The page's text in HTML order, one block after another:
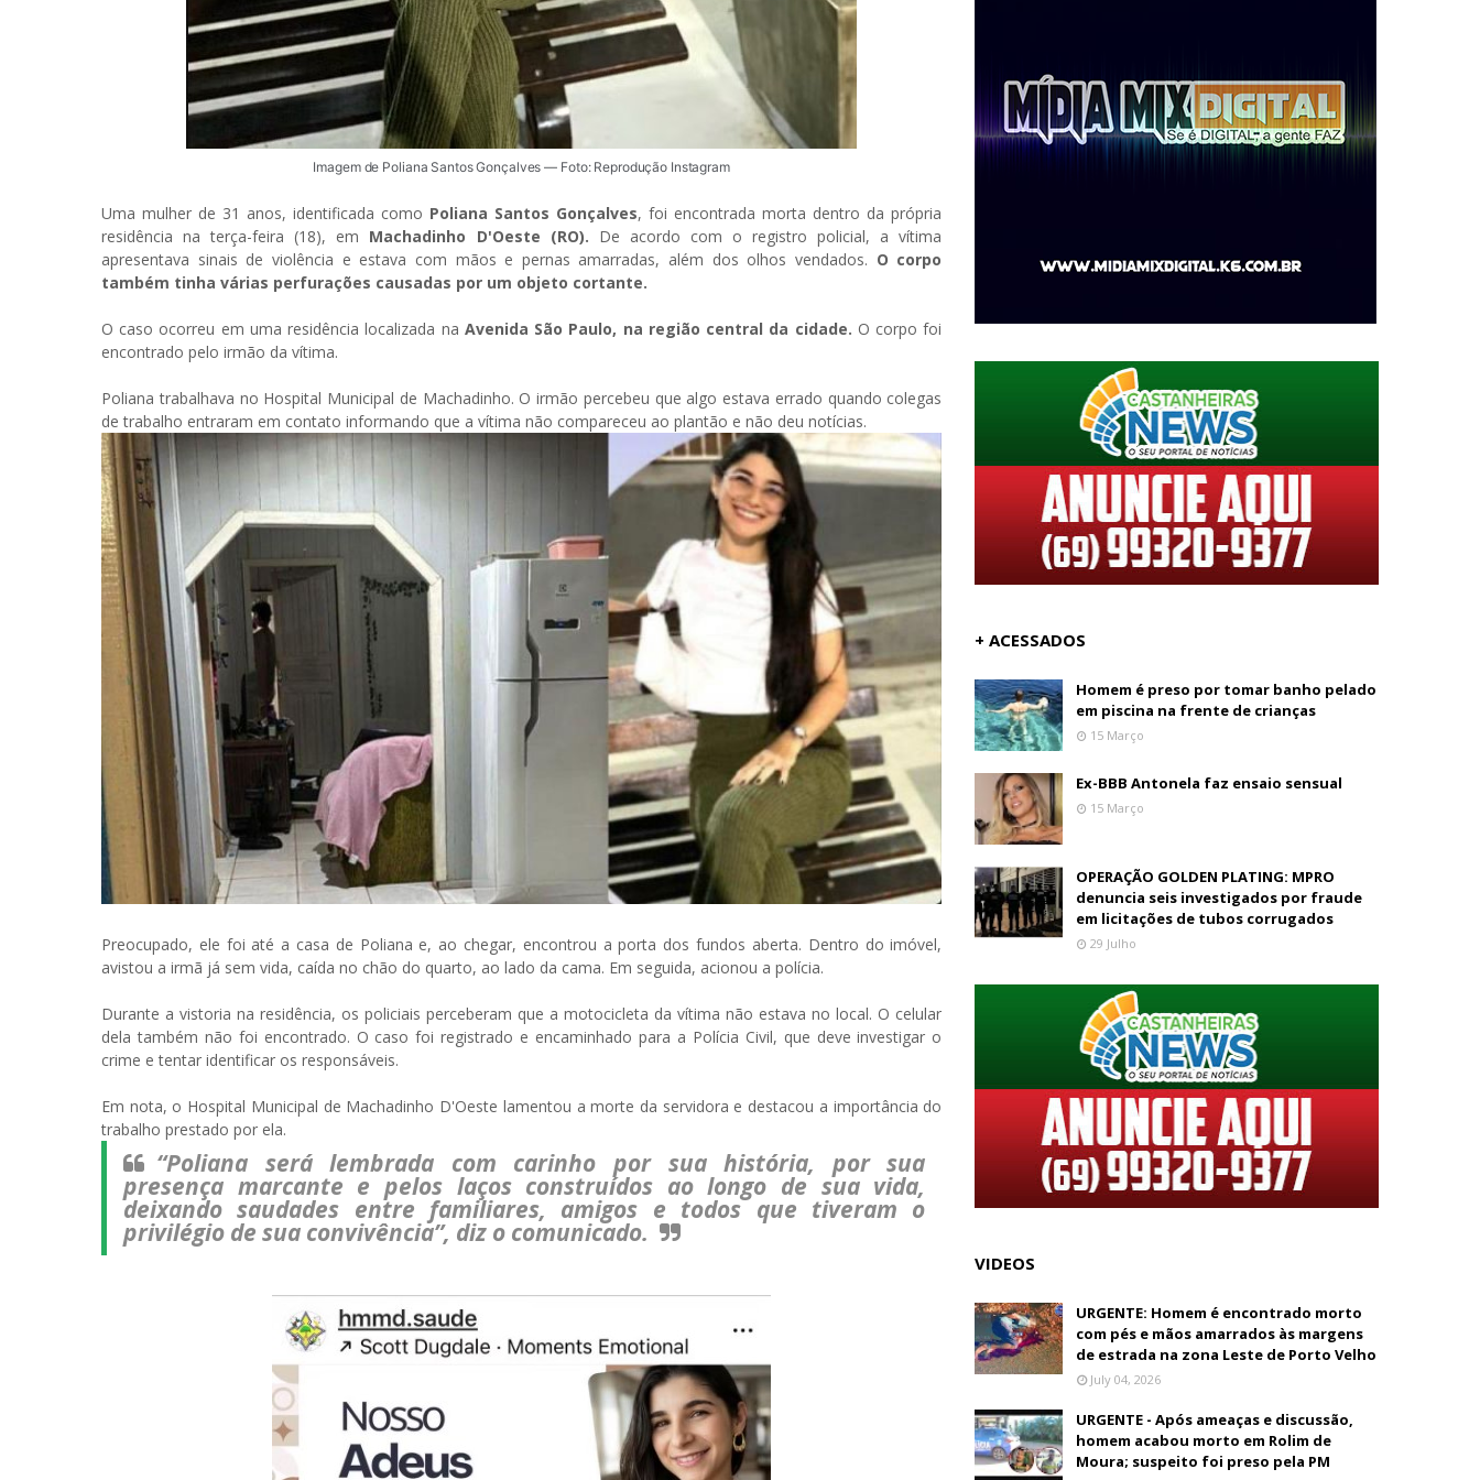
Imagem de Poliana Santos Gonçalves — Foto: Reprodução Instagram
Uma mulher de 31 anos, identificada como Poliana Santos Gonçalves, foi encontrada morta dentro da própria
residência na terça-feira (18), em Machadinho D'Oeste (RO). De acordo com o registro policial, a vítima
apresentava sinais de violência e estava com mãos e pernas amarradas, além dos olhos vendados. O corpo
também tinha várias perfurações causadas por um objeto cortante.
O caso ocorreu em uma residência localizada na Avenida São Paulo, na região central da cidade. O corpo foi
encontrado pelo irmão da vítima.
Poliana trabalhava no Hospital Municipal de Machadinho. O irmão percebeu que algo estava errado quando colegas
de trabalho entraram em contato informando que a vítima não compareceu ao plantão e não deu notícias.
Preocupado, ele foi até a casa de Poliana e, ao chegar, encontrou a porta dos fundos aberta. Dentro do imóvel,
avistou a irmã já sem vida, caída no chão do quarto, ao lado da cama. Em seguida, acionou a polícia.
Durante a vistoria na residência, os policiais perceberam que a motocicleta da vítima não estava no local. O celular
dela também não foi encontrado. O caso foi registrado e encaminhado para a Polícia Civil, que deve investigar o
crime e tentar identificar os responsáveis.
Em nota, o Hospital Municipal de Machadinho D'Oeste lamentou a morte da servidora e destacou a importância do
trabalho prestado por ela.
“Poliana será lembrada com carinho por sua história, por sua
presença marcante e pelos laços construídos ao longo de sua vida,
deixando saudades entre familiares, amigos e todos que tiveram o
privilégio de sua convivência”, diz o comunicado.
+ ACESSADOS
Homem é preso por tomar banho pelado
em piscina na frente de crianças
15 Março
Ex-BBB Antonela faz ensaio sensual
15 Março
OPERAÇÃO GOLDEN PLATING: MPRO
denuncia seis investigados por fraude
em licitações de tubos corrugados
29 Julho
VIDEOS
URGENTE: Homem é encontrado morto
com pés e mãos amarrados às margens
de estrada na zona Leste de Porto Velho
July 04, 2026
URGENTE - Após ameaças e discussão,
homem acabou morto em Rolim de
Moura; suspeito foi preso pela PM